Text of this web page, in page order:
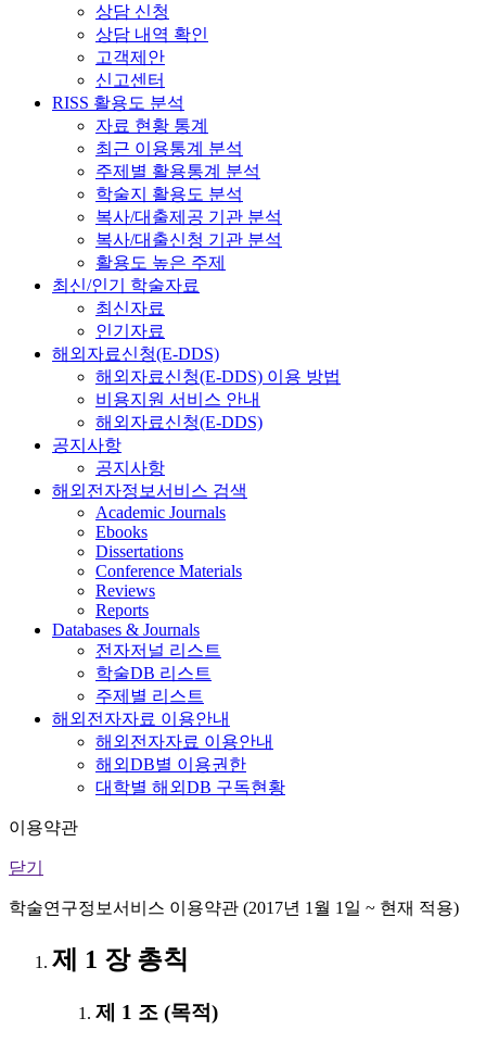
상담 신청
상담 내역 확인
고객제안
신고센터
RISS 활용도 분석
자료 현황 통계
최근 이용통계 분석
주제별 활용통계 분석
학술지 활용도 분석
복사/대출제공 기관 분석
복사/대출신청 기관 분석
활용도 높은 주제
최신/인기 학술자료
최신자료
인기자료
해외자료신청(E-DDS)
해외자료신청(E-DDS) 이용 방법
비용지원 서비스 안내
해외자료신청(E-DDS)
공지사항
공지사항
해외전자정보서비스 검색
Academic Journals
Ebooks
Dissertations
Conference Materials
Reviews
Reports
Databases & Journals
전자저널 리스트
학술DB 리스트
주제별 리스트
해외전자자료 이용안내
해외전자자료 이용안내
해외DB별 이용권한
대학별 해외DB 구독현황
이용약관
닫기
학술연구정보서비스 이용약관 (2017년 1월 1일 ~ 현재 적용)
제 1 장 총칙
제 1 조 (목적)